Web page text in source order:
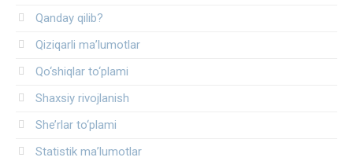
Qanday qilib?
Qiziqarli ma’lumotlar
Qo‘shiqlar to‘plami
Shaxsiy rivojlanish
She’rlar to‘plami
Statistik ma’lumotlar